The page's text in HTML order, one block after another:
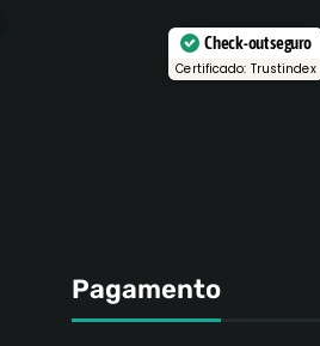
Check-out seguro
Certificado: Trustindex
Pagamento